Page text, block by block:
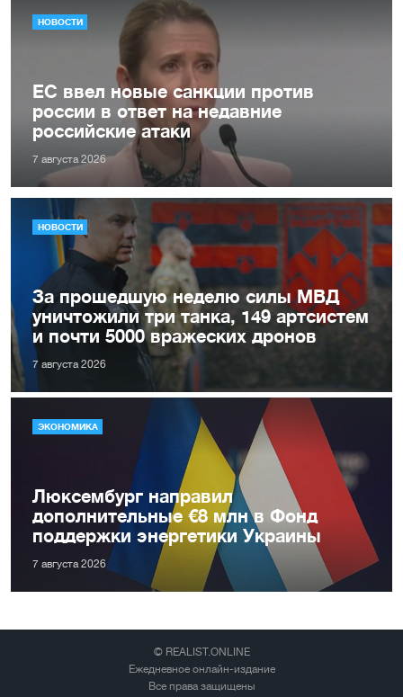
НОВОСТИ
ЕС ввел новые санкции против
россии в ответ на недавние
российские атаки
7 августа 2026
НОВОСТИ
За прошедшую неделю силы МВД
уничтожили три танка, 149 артсистем
и почти 5000 вражеских дронов
7 августа 2026
ЭКОНОМИКА
Люксембург направил
дополнительные €8 млн в Фонд
поддержки энергетики Украины
7 августа 2026
© REALIST.ONLINE
Ежедневное онлайн-издание
Все права защищены